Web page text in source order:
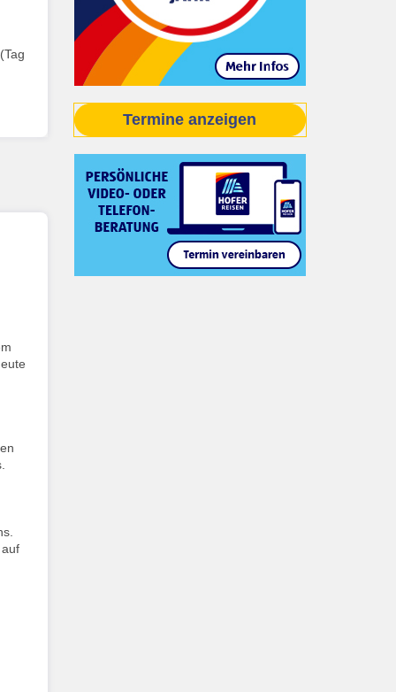
Termine anzeigen